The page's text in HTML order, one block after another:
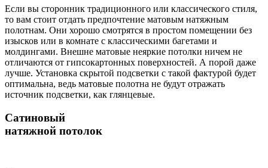
Если вы сторонник традиционного или классического стиля,
то вам стоит отдать предпочтение матовым натяжным
полотнам. Они хорошо смотрятся в простом помещении без
изысков или в комнате с классическими багетами и
молдингами. Внешне матовые неяркие потолки ничем не
отличаются от гипсокартонных поверхностей. А порой даже
лучше. Установка скрытой подсветки с такой фактурой будет
оптимальна, ведь матовые полотна не будут отражать
источник подсветки, как глянцевые.
Сатиновый
натяжной потолок